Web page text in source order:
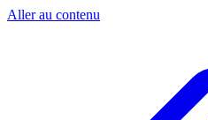
Aller au contenu